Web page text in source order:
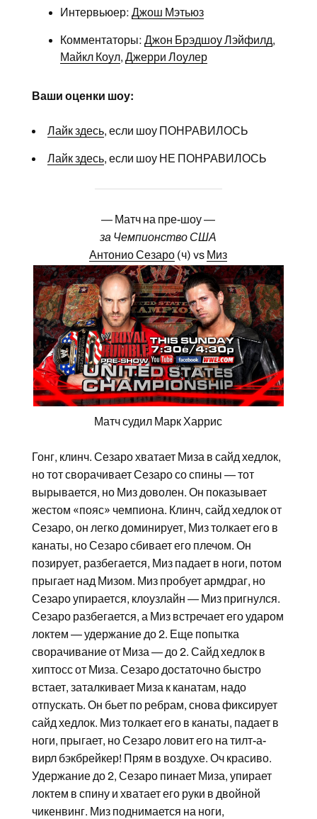
Интервьюер: Джош Мэтьюз
Комментаторы: Джон Брэдшоу Лэйфилд,
Майкл Коул, Джерри Лоулер
Ваши оценки шоу:
Лайк здесь, если шоу ПОНРАВИЛОСЬ
Лайк здесь, если шоу НЕ ПОНРАВИЛОСЬ
— Матч на пре-шоу —
за Чемпионство США
Антонио Сезаро (ч) vs Миз
Матч судил Марк Харрис
Гонг, клинч. Сезаро хватает Миза в сайд хедлок,
но тот сворачивает Сезаро со спины — тот
вырывается, но Миз доволен. Он показывает
жестом «пояс» чемпиона. Клинч, сайд хедлок от
Сезаро, он легко доминирует, Миз толкает его в
канаты, но Сезаро сбивает его плечом. Он
позирует, разбегается, Миз падает в ноги, потом
прыгает над Мизом. Миз пробует армдраг, но
Сезаро упирается, клоузлайн — Миз пригнулся.
Сезаро разбегается, а Миз встречает его ударом
локтем — удержание до 2. Еще попытка
сворачивание от Миза — до 2. Сайд хедлок в
хиптосс от Миза. Сезаро достаточно быстро
встает, заталкивает Миза к канатам, надо
отпускать. Он бьет по ребрам, снова фиксирует
сайд хедлок. Миз толкает его в канаты, падает в
ноги, прыгает, но Сезаро ловит его на тилт-а-
вирл бэкбрейкер! Прям в воздухе. Оч красиво.
Удержание до 2, Сезаро пинает Миза, упирает
локтем в спину и хватает его руки в двойной
чикенвинг. Миз поднимается на ноги,